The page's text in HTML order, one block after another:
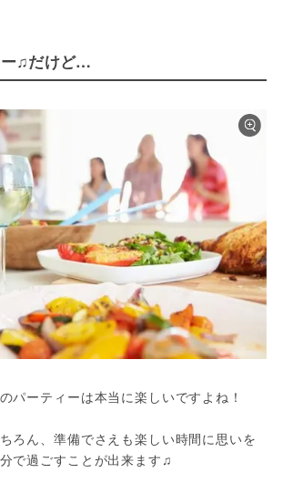
ー♫だけど…
パーティーは本当に楽しいですよね！
ろん、準備でさえも楽しい時間に思いを
で過ごすことが出来ます♫